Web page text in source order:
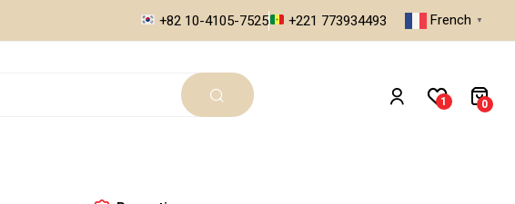
+82 10-4105-7525 +221 773934493 French ▼
1 0